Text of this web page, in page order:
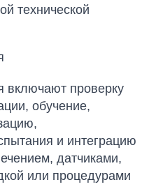
технической
включают проверку
обучение,
и интеграцию
датчиками,
или процедурами